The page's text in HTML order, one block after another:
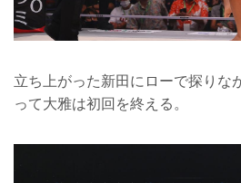
立ち上がった新田にローで探りな
って大雅は初回を終える。